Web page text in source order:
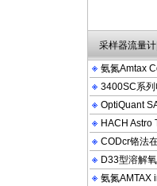
采样器流量
氨氮Amtax
3400SC系
OptiQuant
HACH Astro
CODcr铬法
D33型溶解
氨氮AMTAX